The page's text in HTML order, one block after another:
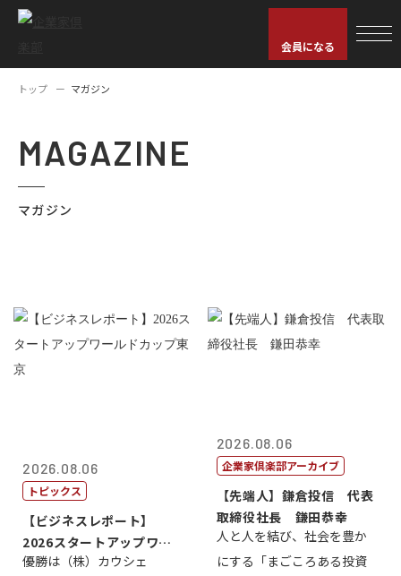
会員になる
トップ マガジン
MAGAZINE
マガジン
2026.08.06
トピックス
【ビジネスレポート】
2026スタートアップワー
ルドカップ東京
優勝は（株）カウシェ
2026.08.06
企業家倶楽部アーカイブ
【先端人】鎌倉投信 代表
取締役社長 鎌田恭幸
人と人を結び、社会を豊か
にする「まごころある投資